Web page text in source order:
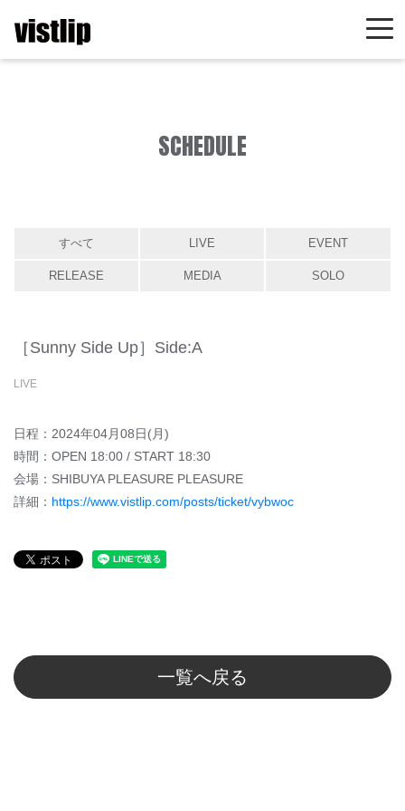
SCHEDULE
すべて LIVE EVENT
RELEASE MEDIA SOLO
［Sunny Side Up］Side:A
LIVE
日程：2024年04月08日(月)
時間：OPEN 18:00 / START 18:30
会場：SHIBUYA PLEASURE PLEASURE
詳細： https://www.vistlip.com/posts/ticket/vybwoc
一覧へ戻る